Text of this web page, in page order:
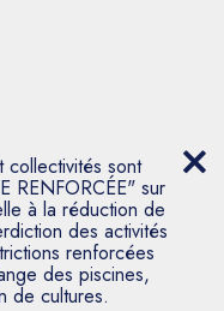
collectivités sont
RENFORCÉE" sur
à la réduction de
des activités
renforcées
des piscines,
de cultures.